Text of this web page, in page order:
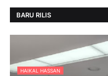
BARU RILIS
HAIKAL HASSAN